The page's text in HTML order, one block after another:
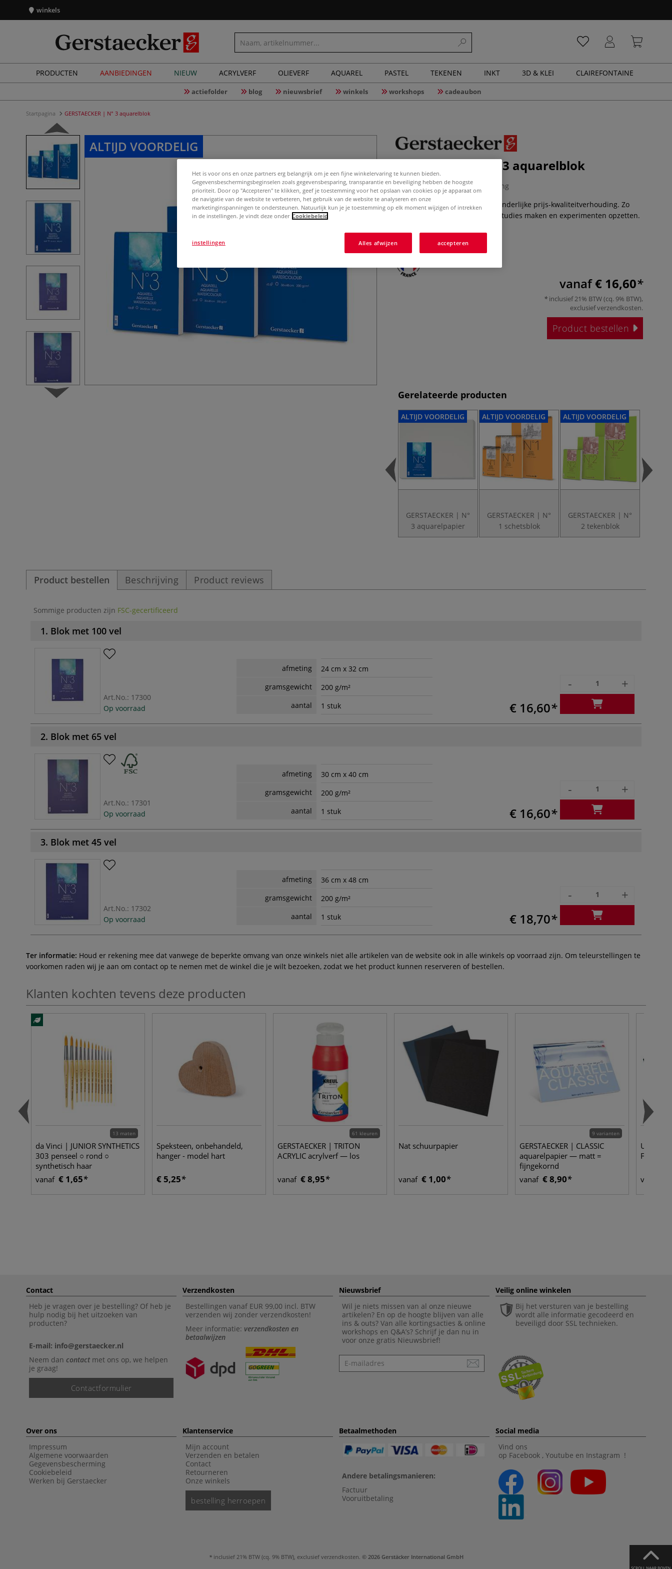
SCROLL NAAR BOVEN
winkels
PRODUCTEN AANBIEDINGEN NIEUW ACRYLVERF OLIEVERF AQUAREL PASTEL TEKENEN INKT 3D & KLEI CLAIREFONTAINE
actiefolder blog nieuwsbrief winkels workshops cadeaubon
Startpagina GERSTAECKER | N° 3 aquarelblok
ALTIJD VOORDELIG
GERSTAECKER | N° 3 aquarelblok
2 Beoordeling
Studiekwaliteit, maar met ’n uitzonderlijke prijs-kwaliteitverhouding. Zo
kun je onbeperkt en onbezorgd studies maken en experimenten opzetten.
vanaf€ 16,60
inclusief 21% BTW (cq. 9% BTW),
exclusiefverzendkosten.
Product bestellen
Gerelateerde producten
ALTIJD VOORDELIG
GERSTAECKER | N°
3 aquarelpapier
ALTIJD VOORDELIG
GERSTAECKER | N°
1 schetsblok
ALTIJD VOORDELIG
GERSTAECKER | N°
2 tekenblok
Product bestellen Beschrijving Product reviews
Sommige producten zijn FSC-gecertificeerd
1. Blok met 100 vel
Art.No.: 17300
Op voorraad
afmeting
24 cm x 32 cm
gramsgewicht
200 g/m²
aantal
1 stuk € 16,60
- +
2. Blok met 65 vel
Art.No.: 17301
Op voorraad
afmeting
30 cm x 40 cm
gramsgewicht
200 g/m²
aantal
1 stuk € 16,60
- +
3. Blok met 45 vel
Art.No.: 17302
Op voorraad
afmeting
36 cm x 48 cm
gramsgewicht
200 g/m²
aantal
1 stuk € 18,70
- +
Ter informatie: Houd er rekening mee dat vanwege de beperkte omvang van onze winkels niet alle artikelen van de website ook in alle winkels op voorraad zijn. Om teleurstellingen te
voorkomen raden wij je aan om contact op te nemen met de winkel die je wilt bezoeken, zodat we het product kunnen reserveren of bestellen.
Klanten kochten tevens deze producten
13 maten
da Vinci | JUNIOR SYNTHETICS
303 penseel ○ rond ○
synthetisch haar
vanaf € 1,65
Speksteen, onbehandeld,
hanger - model hart
€ 5,25
61 kleuren
GERSTAECKER | TRITON
ACRYLIC acrylverf — los
vanaf € 8,95
Nat schuurpapier
vanaf € 1,00
9 varianten
GERSTAECKER | CLASSIC
aquarelpapier — matt =
fijngekornd
vanaf € 8,90 vanaf
Contact
Heb je vragen over je bestelling? Of heb je
hulp nodig bij het uitzoeken van
producten?
E-mail: info@gerstaecker.nl
Neem dan contactmet ons op, we helpen
je graag!
Contactformulier
Verzendkosten
Bestellingen vanaf EUR 99,00 incl. BTW
verzenden wij zonder verzendkosten!
Meer informatie: verzendkosten en
betaalwijzen
Nieuwsbrief
Wil je niets missen van al onze nieuwe
artikelen? En op de hoogte blijven van alle
ins & outs? Van alle kortingsacties & online
workshops en Q&A’s? Schrijf je dan nu in
voor onze gratis Nieuwsbrief!
Nieuwsbrief
Veilig online winkelen
Bij het versturen van je bestelling
wordt alle informatie gecodeerd en
beveiligd door SSL technieken.
Over ons
Impressum
Algemene voorwaarden
Gegevensbescherming
Cookiebeleid
Werken bij Gerstaecker
Klantenservice
Mijn account
Verzenden en betalen
Contact
Retourneren
Onze winkels
bestelling herroepen
Betaalmethoden
Andere betalingsmanieren:
Factuur
Vooruitbetaling
Social media
Vind ons
op Facebook , Youtube en Instagram !
inclusief 21% BTW (cq. 9% BTW), exclusief verzendkosten. © 2026 Gerstäcker International GmbH
Het is voor ons en onze partners erg belangrijk om je een fijne winkelervaring te kunnen bieden.
Gegevensbeschermingsbeginselen zoals gegevensbesparing, transparantie en beveiliging hebben de hoogste
prioriteit. Door op "Accepteren" te klikken, geef je toestemming voor het opslaan van cookies op je apparaat om
de navigatie van de website te verbeteren, het gebruik van de website te analyseren en onze
marketinginspanningen te ondersteunen. Natuurlijk kun je je toestemming op elk moment wijzigen of intrekken
in de instellingen. Je vindt deze onder Cookiebeleid
Alles afwijzen accepteren
instellingen